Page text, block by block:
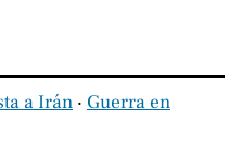
a Irán ‧ Guerra en